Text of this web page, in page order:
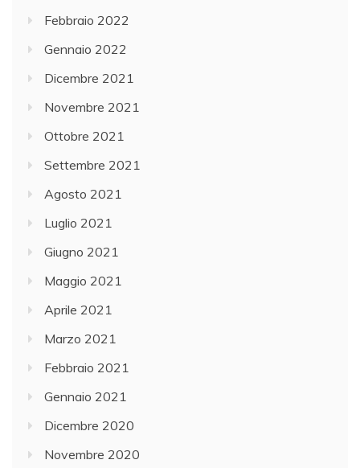
Febbraio 2022
Gennaio 2022
Dicembre 2021
Novembre 2021
Ottobre 2021
Settembre 2021
Agosto 2021
Luglio 2021
Giugno 2021
Maggio 2021
Aprile 2021
Marzo 2021
Febbraio 2021
Gennaio 2021
Dicembre 2020
Novembre 2020